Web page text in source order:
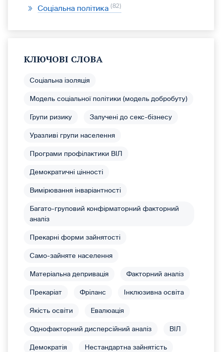
Соціальна політика 82
КЛЮЧОВІ СЛОВА
Соціальна ізоляція
Модель соціальної політики (модель добробуту)
Групи ризику Залучені до секс-бізнесу
Уразливі групи населення
Програми профілактики ВІЛ
Демократичні цінності
Вимірювання інваріантності
Багато-груповий конфірматорний факторний
аналіз
Прекарні форми зайнятості
Само-зайняте населення
Матеріальна депривація Факторний аналіз
Прекаріат Фріланс Інклюзивна освіта
Якість освіти Евалюація
Однофакторний дисперсійний аналіз ВІЛ
Демократія Нестандартна зайнятість